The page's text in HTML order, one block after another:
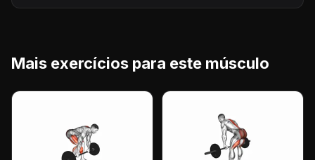
Mais exercícios para este músculo